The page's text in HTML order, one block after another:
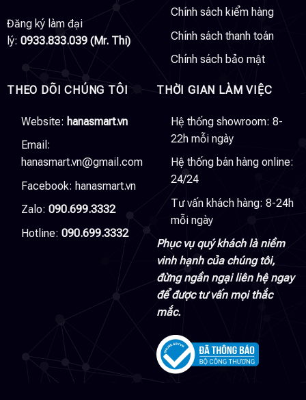
Đăng ký làm đại
lý: 0933.833.039 (Mr. Thi)
Chính sách kiểm hàng
Chính sách thanh toán
Chính sách bảo mật
THEO DÕI CHÚNG TÔI
Website: hanasmart.vn
Email:
hanasmart.vn@gmail.com
Facebook: hanasmart.vn
Zalo: 090.699.3332
Hotline: 090.699.3332
THỜI GIAN LÀM VIỆC
Hệ thống showroom: 8-
22h mỗi ngày
Hệ thống bán hàng online:
24/24
Tư vấn khách hàng: 8-24h
mỗi ngày
Phục vụ quý khách là niềm
vinh hạnh của chúng tôi,
đừng ngần ngại liên hệ ngay
để được tư vấn mọi thắc
mắc.